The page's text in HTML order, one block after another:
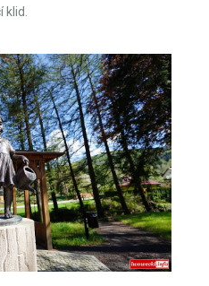
klid.